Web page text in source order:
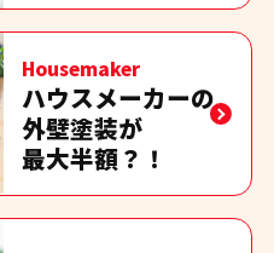
Housemaker
ハウスメーカーの
外壁塗装が
最大半額？！